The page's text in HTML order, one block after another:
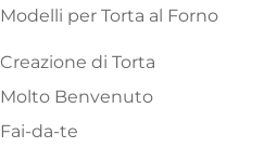
Modelli per Torta al Forno
Creazione di Torta
Molto Benvenuto
Fai-da-te